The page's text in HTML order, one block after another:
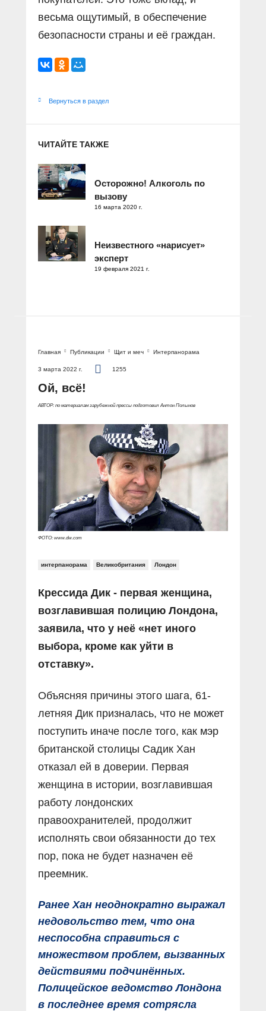
весьма ощутимый, в обеспечение
безопасности страны и еë граждан.
Вернуться в раздел
ЧИТАЙТЕ ТАКЖЕ
Осторожно! Алкоголь по
вызову
16 марта 2020 г.
Неизвестного «нарисует»
эксперт
19 февраля 2021 г.
Главная Публикации Щит и меч Интерпанорама
3 марта 2022 г. 1255
Ой, всё!
АВТОР: по материалам зарубежной прессы подготовил Антон Полынов
ФОТО: www.dw.com
интерпанорама Великобритания Лондон
Крессида Дик - первая женщина,
возглавившая полицию Лондона,
заявила, что у неё «нет иного
выбора, кроме как уйти в
отставку».
Объясняя причины этого шага, 61-
летняя Дик призналась, что не может
поступить иначе после того, как мэр
британской столицы Садик Хан
отказал ей в доверии. Первая
женщина в истории, возглавившая
работу лондонских
правоохранителей, продолжит
исполнять свои обязанности до тех
пор, пока не будет назначен её
преемник.
Ранее Хан неоднократно выражал
недовольство тем, что она
неспособна справиться с
множеством проблем, вызванных
действиями подчинённых.
Полицейское ведомство Лондона
в последнее время сотрясла